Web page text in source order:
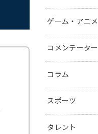
ゲーム・アニメ
コメンテーター
コラム
スポーツ
タレント